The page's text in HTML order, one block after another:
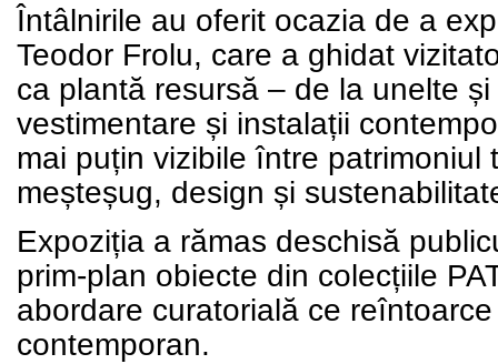
Întâlnirile au oferit ocazia de a
Teodor Frolu, care a ghidat
ca plantă resursă – de la unelte
vestimentare și instalații
mai puțin vizibile între
meșteșug, design și
Expoziția a rămas deschisă
prim-plan obiecte din colecțiile
abordare curatorială ce
contemporan.